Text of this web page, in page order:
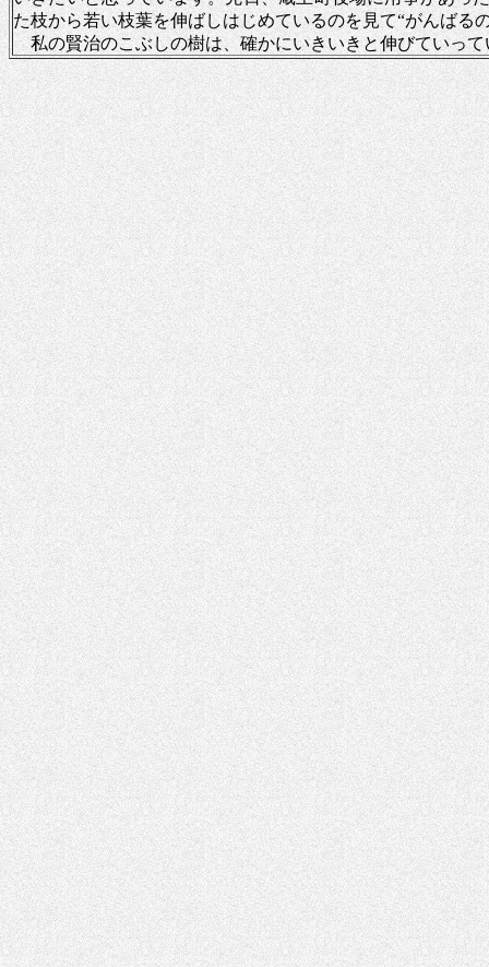
た枝から若い枝葉を伸ばしはじめているのを見て“がんばる
私の賢治のこぶしの樹は、確かにいきいきと伸びていって